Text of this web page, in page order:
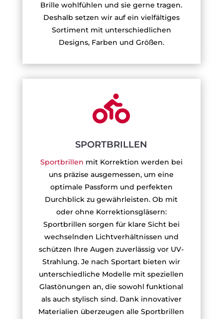
Brille wohlfühlen und sie gerne tragen.
Deshalb setzen wir auf ein vielfältiges
Sortiment mit unterschiedlichen
Designs, Farben und Größen.

SPORTBRILLEN
Sportbrillen mit Korrektion werden bei
uns präzise ausgemessen, um eine
optimale Passform und perfekten
Durchblick zu gewährleisten. Ob mit
oder ohne Korrektionsgläsern:
Sportbrillen sorgen für klare Sicht bei
wechselnden Lichtverhältnissen und
schützen Ihre Augen zuverlässig vor UV-
Strahlung. Je nach Sportart bieten wir
unterschiedliche Modelle mit speziellen
Glastönungen an, die sowohl funktional
als auch stylisch sind. Dank innovativer
Materialien überzeugen alle Sportbrillen